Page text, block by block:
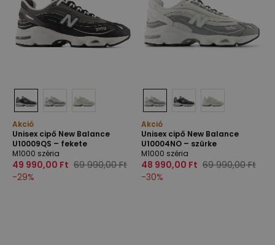
Akció
Unisex cipő New Balance
U10009QS – fekete
M1000 széria
49 990,00 Ft 69 990,00 Ft
-29%
Akció
Unisex cipő New Balance
U10004NO – szürke
M1000 széria
48 990,00 Ft 69 990,00 Ft
-30%